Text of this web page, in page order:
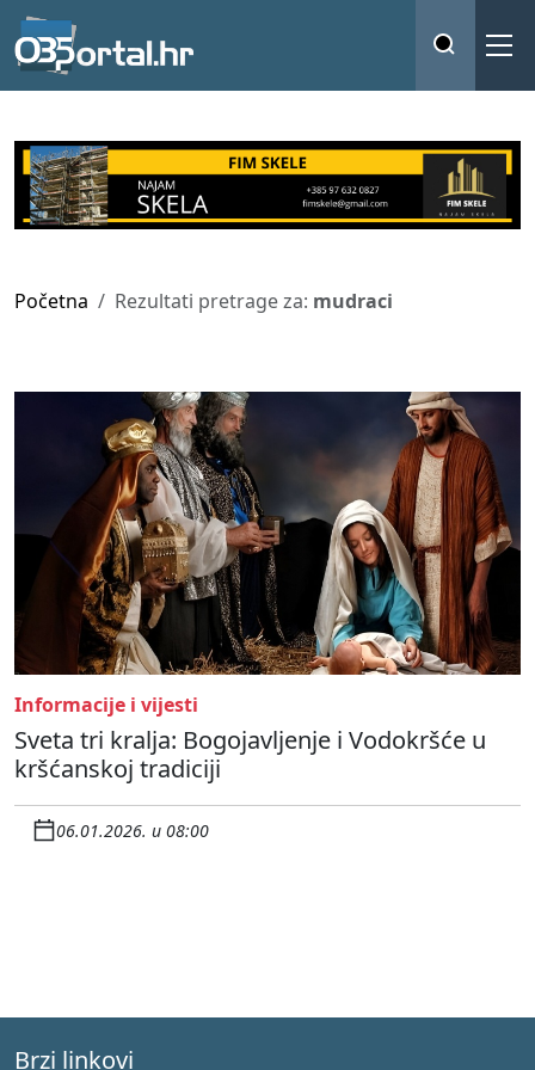
Početna Rezultati pretrage za: mudraci
Informacije i vijesti
Sveta tri kralja: Bogojavljenje i Vodokršće u
kršćanskoj tradiciji
06.01.2026. u 08:00
Brzi linkovi